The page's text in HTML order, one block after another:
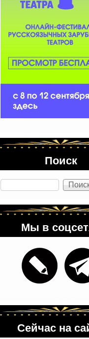
Поиск
Поиск
Мы в
Сейчас на